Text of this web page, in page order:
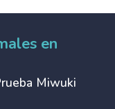
en
Miwuki